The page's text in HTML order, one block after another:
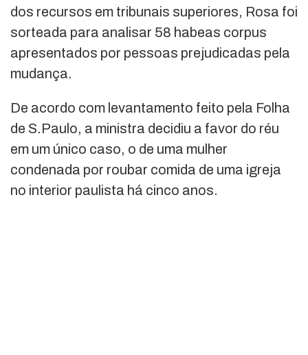
dos recursos em tribunais superiores, Rosa foi
sorteada para analisar 58 habeas corpus
apresentados por pessoas prejudicadas pela
mudança.
De acordo com levantamento feito pela Folha
de S.Paulo, a ministra decidiu a favor do réu
em um único caso, o de uma mulher
condenada por roubar comida de uma igreja
no interior paulista há cinco anos.